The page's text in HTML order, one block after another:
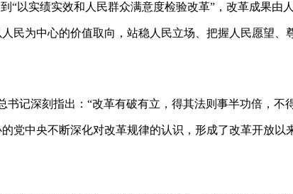
“以实绩实效和人民群众满意度检验改革”，改革成果由
民为中心的价值取向，站稳人民立场、把握人民愿望
书记深刻指出：“改革有破有立，得其法则事半功倍，不
党中央不断深化对改革规律的认识，形成了改革开放